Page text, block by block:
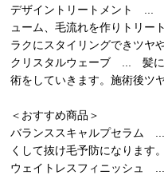
デザイントリートメント ...
ューム、毛流れを作りトリー
ラクにスタイリングできツヤ
クリスタルウェーブ ... 髪に
術をしていきます。施術後ツ
＜おすすめ商品＞
バランススキャルプセラム
くして抜け毛予防になります。
ウェイトレスフィニッシュ